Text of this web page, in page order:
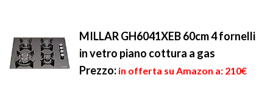
MILLAR GH6041XEB 60cm 4 fornelli
in vetro piano cottura a gas
Prezzo: in offerta su Amazon a: 210€